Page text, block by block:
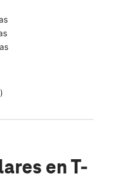
en T-